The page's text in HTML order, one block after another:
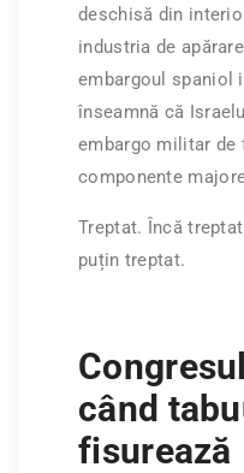
deschisă din
industria de
embargoul spaniol
înseamnă că
embargo militar de
componente
Treptat. Încă
puțin treptat.
când
fisurează